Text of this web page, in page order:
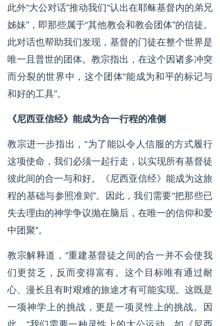
此外“大公对话”推动我们“认出在耶稣基督内的弟兄
姊妹”，即那些属于“其他教会和教会团体”的信徒。
此对话也帮助我们发现，基督的门徒在整个世界是
唯一且普世的团体。教宗指出，在这个因诸多冲突
而分裂的世界中，这个团体“能成为和平的标记与
和好的工具”。
《尼西亚信经》能成为合一行程的准侧
教宗进一步指出，“为了能以令人信服的方式履行
这项使命，我们必须一起行走，以实现所有基督徒
彼此间的合一与和好。《尼西亚信经》能成为这旅
程的基础与参照准则”。因此，我们需要“把那些已
失去理由的神学争议抛在脑后，在唯一的信仰和爱
中团聚”。
教宗解释道，“重建基督徒之间的合一并不会使我
们更贫乏，反而变得富有。这个目标唯有通过耐
心、漫长且有时艰难的旅途才有可能实现。这既是
一项神学上的挑战，更是一项灵性上的挑战。因